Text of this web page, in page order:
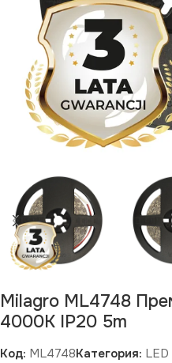
Milagro ML4748
4000K IP20 5m
Код: ML4748Категория: